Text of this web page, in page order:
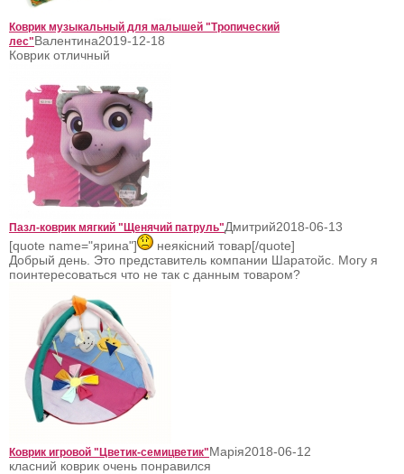
Коврик музыкальный для малышей "Тропический
лес"Валентина2019-12-18
Коврик отличный
Пазл-коврик мягкий "Щенячий патруль"Дмитрий2018-06-13
[quote name="ярина"]
неякісний товар[/quote]
Добрый день. Это представитель компании Шаратойс. Могу я
поинтересоваться что не так с данным товаром?
Коврик игровой "Цветик-семицветик"Марія2018-06-12
класний коврик очень понравился